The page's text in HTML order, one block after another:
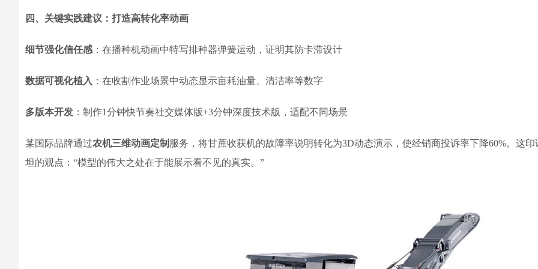
四、关键实践建议：打造高转化率动画
细节强化信任感 ：在播种机动画中特写排种器弹簧运动，证明其防卡滞设计
数据可视化植入 ：在收割作业场景中动态显示亩耗油量、清洁率等数字
多版本开发 ：制作1分钟快节奏社交媒体版+3分钟深度技术版，适配不同场景
某国际品牌通过农机三维动画定制 服务，将甘蔗收获机的故障率说明转化为3D动态演示，使经销商投诉率下降60%。这
坦的观点：“模型的伟大之处在于能展示看不见的真实。”